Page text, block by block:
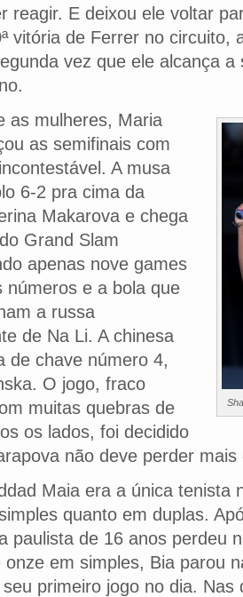
reagir. E deixou ele voltar
vitória de Ferrer no circuito,
vez que ele alcança a
as mulheres, Maria
as semifinais com
A musa
6-2 pra cima da
Makarova e chega
Grand Slam
apenas nove games
números e a bola que
a russa
de Na Li. A chinesa
de chave número 4,
O jogo, fraco
muitas quebras de
os lados, foi decidido
não deve perder
Maia era a única tenista
quanto em duplas.
paulista de 16 anos perdeu
onze em simples, Bia parou
primeiro jogo no dia. Nas